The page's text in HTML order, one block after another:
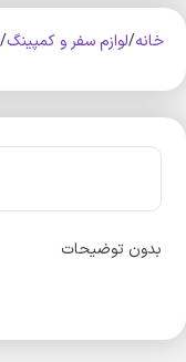
خانه لوازم سفر و کمپینگ
بدون توضیحات